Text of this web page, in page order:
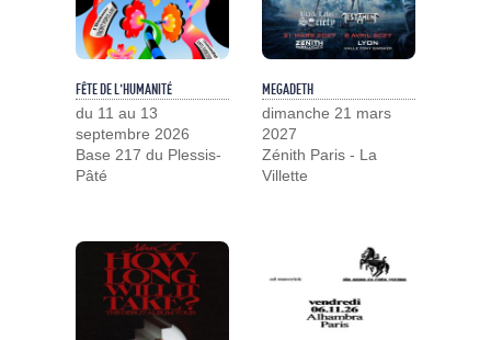
FÊTE DE L'HUMANITÉ
du 11 au 13
septembre 2026
Base 217 du Plessis-
Pâté
MEGADETH
dimanche 21 mars
2027
Zénith Paris - La
Villette